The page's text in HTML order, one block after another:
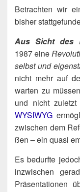
Betrach­ten wir
bis­her
Aus Sicht des
1987 eine
selbst und
nicht mehr auf
war­ten zu
und nicht
WYSIWYG
zwi­schen dem
ßen – ein qua­si
Es bedurf­te
inzwi­schen
Prä­sen­ta­tio­nen